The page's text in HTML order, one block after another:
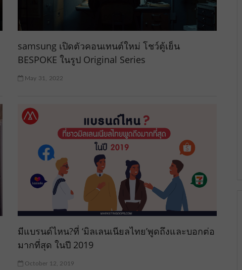
samsung เปิดตัวคอนเทนต์ใหม่ โชว์ตู้เย็น
BESPOKE ในรูป Original Series
May 31, 2022
มีแบรนด์ไหน?ที่ ‘มิลเลนเนียลไทย’พูดถึงและบอกต่อ
มากที่สุด ในปี 2019
October 12, 2019